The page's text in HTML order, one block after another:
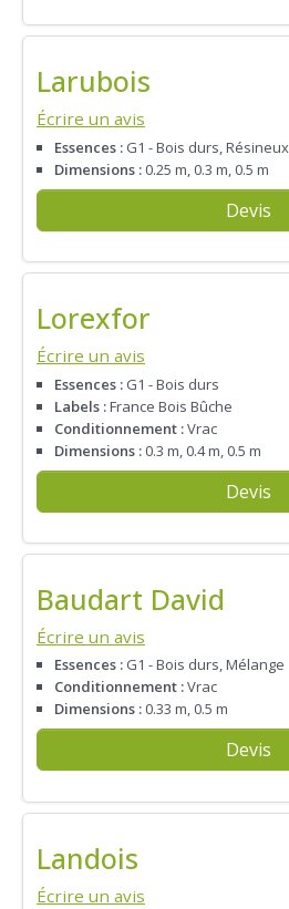
Larubois
Écrire un avis
Essences : G1 - Bois durs, Résineux
Dimensions : 0.25 m, 0.3 m, 0.5 m
Devis
Lorexfor
Écrire un avis
Essences : G1 - Bois durs
Labels :France Bois Bûche
Conditionnement :Vrac
Dimensions : 0.3 m, 0.4 m, 0.5 m
Devis
Baudart David
Écrire un avis
Essences : G1 - Bois durs, Mélange
Conditionnement :Vrac
Dimensions : 0.33 m, 0.5 m
Devis
Landois
Écrire un avis